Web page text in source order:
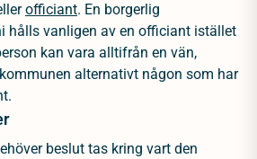
officiant. En borgerlig
hålls vanligen av en officiant istället
kan vara alltifrån en vän,
alternativt någon som har
beslut tas kring vart den